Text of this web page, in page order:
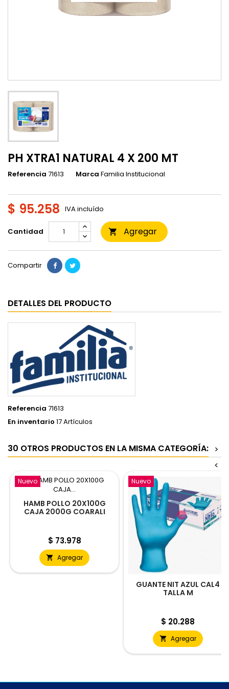
PH XTRA1 NATURAL 4 X 200 MT
Referencia 71613 Marca Familia Institucional
$ 95.258 IVA incluído
Cantidad  Agregar
Compartir
DETALLES DEL PRODUCTO
Referencia 71613
En inventario 17 Artículos
30 OTROS PRODUCTOS EN LA MISMA CATEGORÍA: >
<
Nuevo
HAMB POLLO 20X100G
CAJA 2000G COARALI
Precio
$ 73.978
 Agregar
Nuevo
GUANTE NIT AZUL CAL4
TALLA M
Precio
$ 20.288
 Agregar